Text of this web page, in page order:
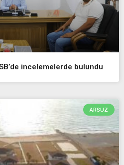
incelemelerde bulundu
ARSUZ